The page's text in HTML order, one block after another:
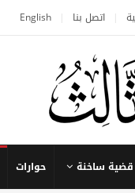
اتصل بنا English
قضية ساخنة حوارات